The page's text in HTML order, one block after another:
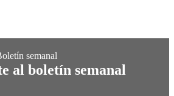
al boletín semanal